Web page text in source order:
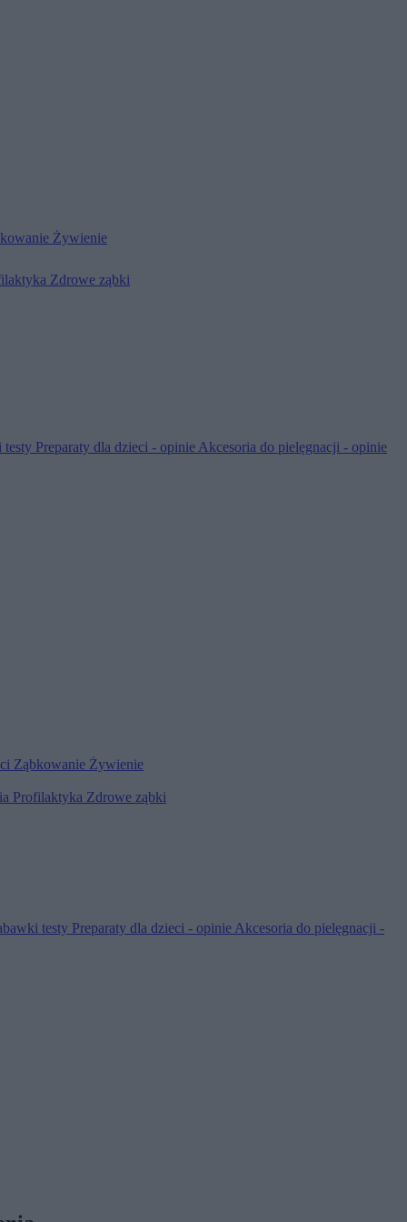
Żywienie
Zdrowe ząbki
testy Preparaty dla dzieci - opinie Akcesoria do pielęgnacji - opinie
Ząbkowanie Żywienie
Profilaktyka Zdrowe ząbki
testy Preparaty dla dzieci - opinieAkcesoria do pielęgnacji -